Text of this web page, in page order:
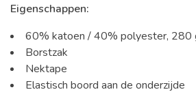
Eigenschappen:
60% katoen / 40% polyester, 280
Borstzak
Nektape
Elastisch boord aan de onderzijde